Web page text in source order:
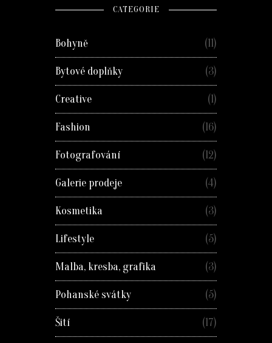
CATEGORIE
Bohyně (11)
Bytové doplňky (3)
Creative (1)
Fashion (16)
Fotografování (12)
Galerie prodeje (4)
Kosmetika (3)
Lifestyle (5)
Malba, kresba, grafika (3)
Pohanské svátky (5)
Šití (17)